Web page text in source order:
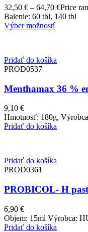
32,50 € – 64,70 €Price
Balenie: 60 tbl, 140 tbl
Výber možností
Pridať do košíka
PROD0537
Menthamax 36 %
9,10 €
Hmotnosť: 180g,
Pridať do košíka
Pridať do košíka
PROD0361
PROBICOL- H
6,90 €
Objem: 15ml Výrobca:
Pridať do košíka